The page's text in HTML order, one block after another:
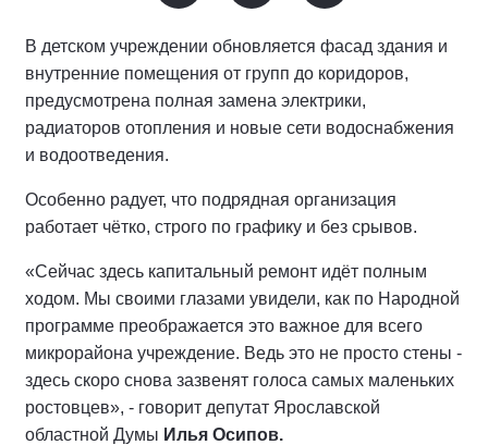
В детском учреждении обновляется фасад здания и
внутренние помещения от групп до коридоров,
предусмотрена полная замена электрики,
радиаторов отопления и новые сети водоснабжения
и водоотведения.
Особенно радует, что подрядная организация
работает чётко, строго по графику и без срывов.
«Сейчас здесь капитальный ремонт идёт полным
ходом. Мы своими глазами увидели, как по Народной
программе преображается это важное для всего
микрорайона учреждение. Ведь это не просто стены -
здесь скоро снова зазвенят голоса самых маленьких
ростовцев», - говорит депутат Ярославской
областной Думы Илья Осипов.